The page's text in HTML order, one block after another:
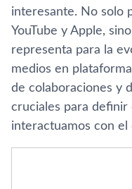
interesante. No solo
YouTube y Apple,
representa para la
medios en
de colaboraciones y
cruciales para
interactuamos con el